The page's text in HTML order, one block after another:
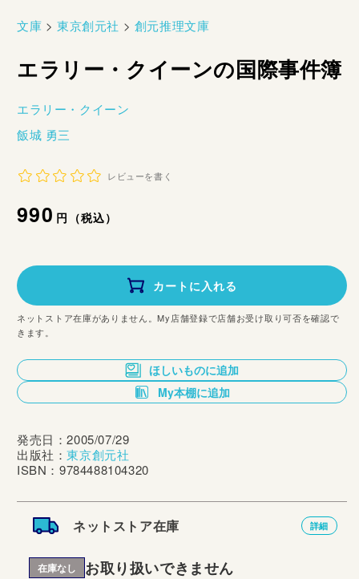
文庫 >東京創元社 > 創元推理文庫
エラリー・クイーンの国際事件簿
エラリー・クイーン
飯城 勇三
レビューを書く
通
価
格
990円（税込）
カートに入れる
ネットストア在庫がありません。My店舗登録で店舗お受け取り可否を確認で
きます。
ほしいものに追加
My本棚に追加
発売日：2005/07/29
出版社：東京創元社
ISBN：9784488104320
ネットストア在庫 詳細
在庫なし お取り扱いできません